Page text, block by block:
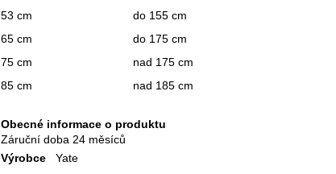
53 cm
do 155 cm
65 cm
do 175 cm
75 cm
nad 175 cm
85 cm
nad 185 cm
Obecné informace o produktu
Záruční doba 24 měsíců
Výrobce
Yate